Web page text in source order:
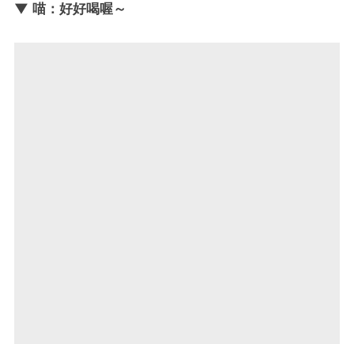
▼ 喵：好好喝喔～